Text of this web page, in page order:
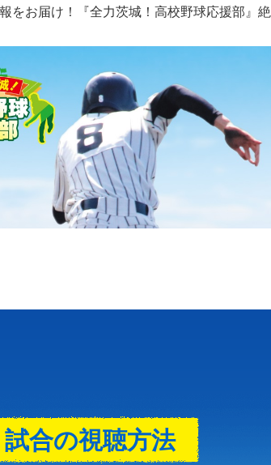
をお届け！ 『全力茨城！高校野球応援部』
試合の視聴方法